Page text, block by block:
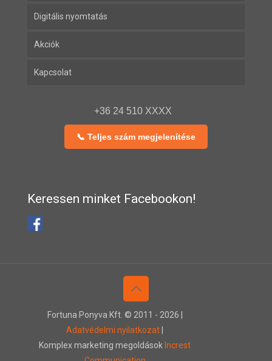
Digitális nyomtatás
Akciók
Kapcsolat
+36 24 510 XXXX
📞 Teljes szám megjelenítése
Keressen minket Facebookon!
Fortuna Ponyva Kft. © 2011 - 2026 |
Adatvédelmi nyilatkozat
Komplex marketing megoldások Increst